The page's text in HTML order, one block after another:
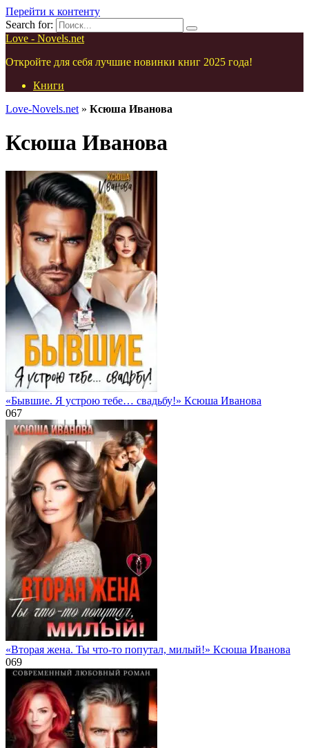
Перейти к контенту
Search for:
Love - Novels.net
Откройте для себя лучшие новинки книг 2025 года!
Книги
Love-Novels.net » Ксюша Иванова
Ксюша Иванова
«Бывшие. Я устрою тебе… свадьбу!» Ксюша Иванова
067
«Вторая жена. Ты что-то попутал, милый!» Ксюша Иванова
069